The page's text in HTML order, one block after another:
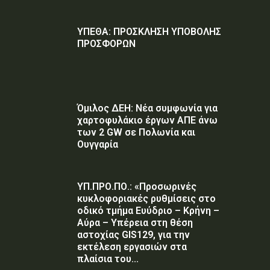
ΥΠΕΘΑ: ΠΡΟΣΚΛΗΣΗ ΥΠΟΒΟΛΗΣ
ΠΡΟΣΦΟΡΩΝ
Όμιλος ΔΕΗ: Νέα συμφωνία για
χαρτοφυλάκιο έργων ΑΠΕ άνω
των 2 GW σε Πολωνία και
Ουγγαρία
ΥΠ.ΠΡΟ.ΠΟ.: «Προσωρινές
κυκλοφοριακές ρυθμίσεις στο
οδικό τμήμα Ευύδριο – Κρήνη –
Αύρα – Υπέρεια στη θέση
αστοχίας GIS129, για την
εκτέλεση εργασιών στα
πλαίσια του...